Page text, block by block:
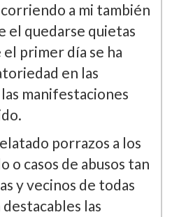
corriendo a mi también
el quedarse quietas
primer dí­a se ha
en las
manifestaciones
porrazos a los
o casos de abusos tan
y vecinos de todas
las